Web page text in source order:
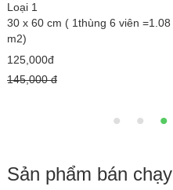
Loại 1
30 x 60 cm ( 1thùng 6 viên =1.08
m2)
112,000đ
145,000 đ
Sản phẩm bán chạy